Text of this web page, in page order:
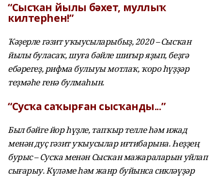
“Сысҡан йылы бәхет, муллыҡ
килтерһен!”
Ҡәҙерле гәзит уҡыусыларыбыҙ, 2020 – Сысҡан
йылы буласаҡ, шуға бәйле шиғыр яҙып, беҙгә
ебәрегеҙ, рифма булыуы мотлаҡ, ҡоро һүҙҙәр
теҙмәһе генә булмаһын.
“Сусҡа саҡырған сысҡанды...”
Был бәйге йор һүҙле, тапҡыр телле һәм ижад
менән дуҫ гәзит уҡыусылар иғтибарына. Һеҙҙең
бурыс – Сусҡа менән Сысҡан мажараларын уйлап
сығарыу. Күләме һәм жанр буйынса сикләүҙәр